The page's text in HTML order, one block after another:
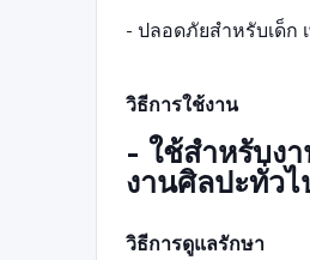
- ปลอดภัยสำหรับเด็ก
วิธีการใช้งาน
- ใช้สำหรับง
งานศิลปะทั่วไ
วิธีการดูแลรักษา